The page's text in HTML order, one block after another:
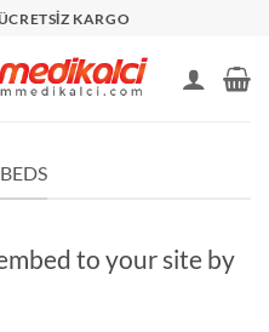
KARGO
to your site by